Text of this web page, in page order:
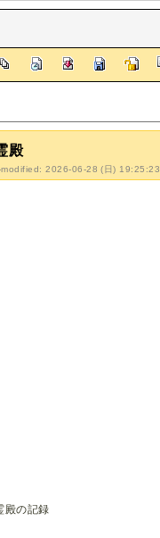
殿
2026-06-28 (日) 19:25:23
殿の記録